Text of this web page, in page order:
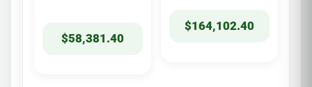
$58,381.40
$164,102.40